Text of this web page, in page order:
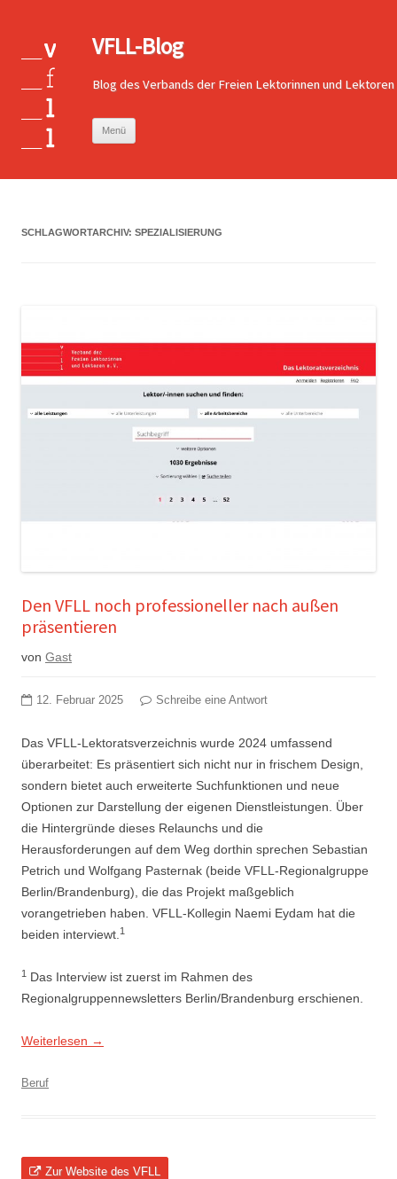
VFLL-Blog
Blog des Verbands der Freien Lektorinnen und Lektoren
Menü
SCHLAGWORTARCHIV: SPEZIALISIERUNG
Den VFLL noch professioneller nach außen
präsentieren
von Gast
12. Februar 2025 Schreibe eine Antwort
Das VFLL-Lektoratsverzeichnis wurde 2024 umfassend
überarbeitet: Es präsentiert sich nicht nur in frischem Design,
sondern bietet auch erweiterte Suchfunktionen und neue
Optionen zur Darstellung der eigenen Dienstleistungen. Über
die Hintergründe dieses Relaunchs und die
Herausforderungen auf dem Weg dorthin sprechen Sebastian
Petrich und Wolfgang Pasternak (beide VFLL-Regionalgruppe
Berlin/Brandenburg), die das Projekt maßgeblich
vorangetrieben haben. VFLL-Kollegin Naemi Eydam hat die
beiden interviewt. 1
1 Das Interview ist zuerst im Rahmen des
Regionalgruppennewsletters Berlin/Brandenburg erschienen.
Weiterlesen →
Beruf
Zur Website des VFLL